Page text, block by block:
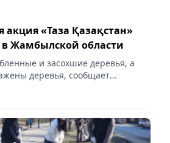
акция «Таза Қазақстан»
в Жамбылской области
и засохшие деревья, а
деревья, сообщает